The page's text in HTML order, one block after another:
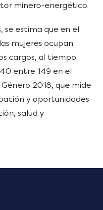
minero-energético.
se estima que en el
mujeres ocupan
cargos, al tiempo
entre 149 en el
2018, que mide
y oportunidades
salud y